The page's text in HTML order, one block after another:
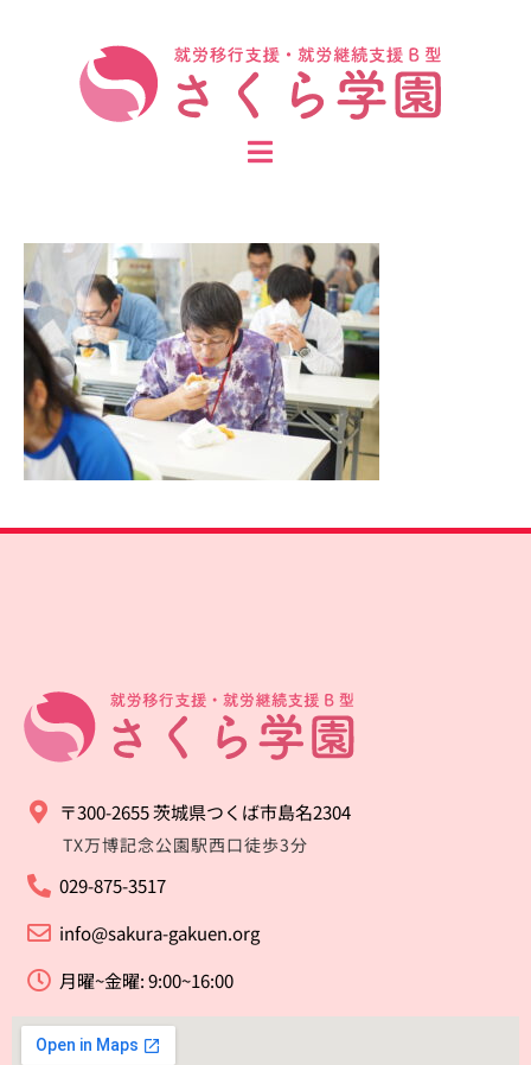
〒300-2655 茨城県つくば市島名2304
TX万博記念公園駅西口徒歩3分
029-875-3517
info@sakura-gakuen.org
月曜~金曜: 9:00~16:00